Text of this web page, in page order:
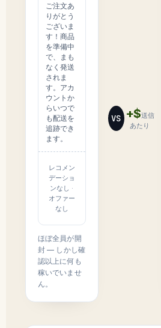
ご注文あ
りがとう
ございま
す！商品
を準備中
で、まも
なく発送
されま
す。アカ
ウントか
らいつで
も配送を
追跡でき
ます。
レコメン
デーショ
ンなし ·
オファー
なし
ほぼ全員が開
封 — しかし確
認以上に何も
稼いでいませ
ん。
VS +$送信
あたり